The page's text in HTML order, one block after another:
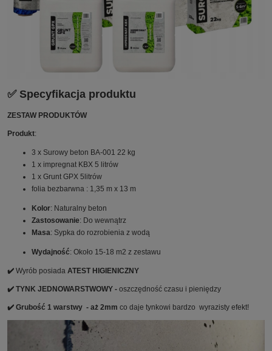
✅ Specyfikacja produktu
ZESTAW PRODUKTÓW
Produkt:
3 x Surowy beton BA-001 22 kg
1 x impregnat KBX 5 litrów
1 x Grunt GPX 5litrów
folia bezbarwna : 1,35 m x 13 m
Kolor: Naturalny beton
Zastosowanie: Do wewnątrz
Masa: Sypka do rozrobienia z wodą
Wydajność: Około 15-18 m2 z zestawu
✔️ Wyrób posiada ATEST HIGIENICZNY
✔️ TYNK JEDNOWARSTWOWY - oszczędność czasu i pieniędzy
✔️ Grubość 1 warstwy - aż 2mm co daje tynkowi bardzo wyrazisty efekt!